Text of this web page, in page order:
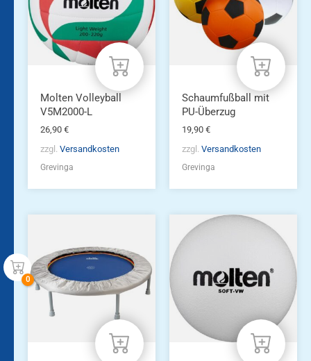
Molten Volleyball
V5M2000-L
26,90 €
zzgl. Versandkosten
Grevinga
Schaumfußball mit
PU-Überzug
19,90 €
zzgl. Versandkosten
Grevinga